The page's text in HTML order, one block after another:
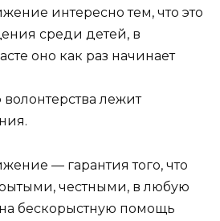
интересно тем, что это
среди детей, в
оно как раз начинает
волонтерства лежит
— гарантия того, что
честными, в любую
бескорыстную помощь